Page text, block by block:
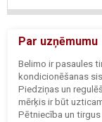
Par uzņēmumu
Belimo ir pasaules
kondicionēšanas
Piedziņas un
mērķis ir būt
Pētniecība un